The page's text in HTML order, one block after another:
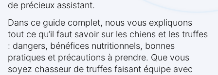
de précieux assistant.
Dans ce guide complet, nous vous expliquons
tout ce qu’il faut savoir sur les chiens et les truffes
: dangers, bénéfices nutritionnels, bonnes
pratiques et précautions à prendre. Que vous
soyez chasseur de truffes faisant équipe avec